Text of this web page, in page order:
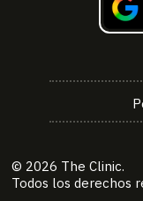
© 2026 The Clinic.
Todos los derechos